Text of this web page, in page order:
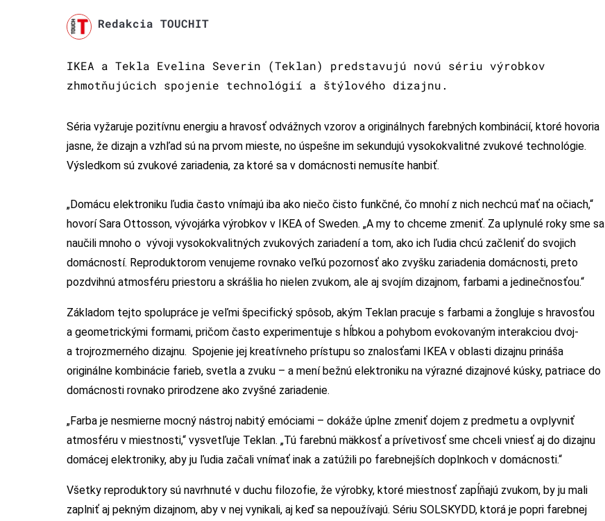
Redakcia TOUCHIT
IKEA a Tekla Evelina Severin (Teklan) predstavujú novú sériu výrobkov
zhmotňujúcich spojenie technológií a štýlového dizajnu.
Séria vyžaruje pozitívnu energiu a hravosť odvážnych vzorov a originálnych farebných kombinácií, ktoré hovoria
jasne, že dizajn a vzhľad sú na prvom mieste, no úspešne im sekundujú vysokokvalitné zvukové technológie.
Výsledkom sú zvukové zariadenia, za ktoré sa v domácnosti nemusíte hanbiť.
„Domácu elektroniku ľudia často vnímajú iba ako niečo čisto funkčné, čo mnohí z nich nechcú mať na očiach,“
hovorí Sara Ottosson, vývojárka výrobkov v IKEA of Sweden. „A my to chceme zmeniť. Za uplynulé roky sme sa
naučili mnoho o vývoji vysokokvalitných zvukových zariadení a tom, ako ich ľudia chcú začleniť do svojich
domácností. Reproduktorom venujeme rovnako veľkú pozornosť ako zvyšku zariadenia domácnosti, preto
pozdvihnú atmosféru priestoru a skrášlia ho nielen zvukom, ale aj svojím dizajnom, farbami a jedinečnosťou.“
Základom tejto spolupráce je veľmi špecifický spôsob, akým Teklan pracuje s farbami a žongluje s hravosťou
a geometrickými formami, pričom často experimentuje s hĺbkou a pohybom evokovaným interakciou dvoj-
a trojrozmerného dizajnu. Spojenie jej kreatívneho prístupu so znalosťami IKEA v oblasti dizajnu prináša
originálne kombinácie farieb, svetla a zvuku – a mení bežnú elektroniku na výrazné dizajnové kúsky, patriace do
domácnosti rovnako prirodzene ako zvyšné zariadenie.
„Farba je nesmierne mocný nástroj nabitý emóciami – dokáže úplne zmeniť dojem z predmetu a ovplyvniť
atmosféru v miestnosti,“ vysvetľuje Teklan. „Tú farebnú mäkkosť a prívetivosť sme chceli vniesť aj do dizajnu
domácej elektroniky, aby ju ľudia začali vnímať inak a zatúžili po farebnejších doplnkoch v domácnosti.“
Všetky reproduktory sú navrhnuté v duchu filozofie, že výrobky, ktoré miestnosť zapĺňajú zvukom, by ju mali
zaplniť aj pekným dizajnom, aby v nej vynikali, aj keď sa nepoužívajú. Sériu SOLSKYDD, ktorá je popri farebnej